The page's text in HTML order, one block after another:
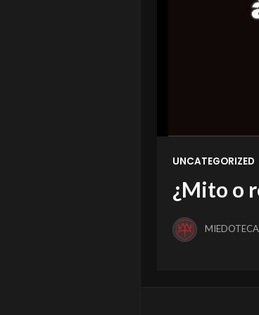
UNCATEGORIZED
¿Mito o
MIEDOTECA